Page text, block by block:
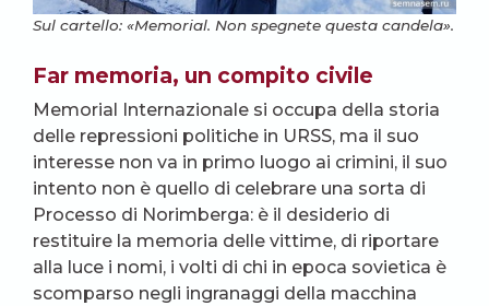
Sul cartello: «Memorial. Non spegnete questa candela».
Far memoria, un compito civile
Memorial Internazionale si occupa della storia
delle repressioni politiche in URSS, ma il suo
interesse non va in primo luogo ai crimini, il suo
intento non è quello di celebrare una sorta di
Processo di Norimberga: è il desiderio di
restituire la memoria delle vittime, di riportare
alla luce i nomi, i volti di chi in epoca sovietica è
scomparso negli ingranaggi della macchina